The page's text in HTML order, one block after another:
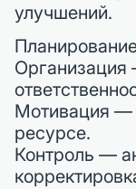
улучшений.
Организация
Мотивация —
ресурсе.
Контроль —